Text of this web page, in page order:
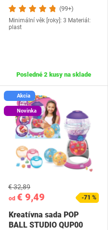
(99+)
Minimální věk [roky]: 3 Materiál:
plast
Posledné 2 kusy na sklade
Akcia
Novinka
od € 9,49
€ 32,89
-71 %
Kreatívna sada POP
BALL STUDIO QUP00